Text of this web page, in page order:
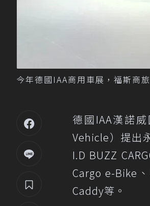
今年德國IAA商用車展，福斯商
德國IAA漢諾
Vehicle）提出
I.D BUZZ
Cargo e-Bike
Caddy等。